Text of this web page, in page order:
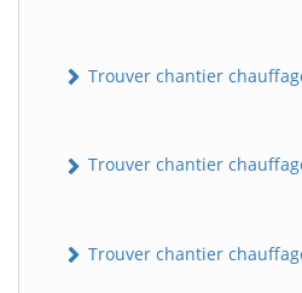
Trouver chantier
Trouver chantier
Trouver chantier